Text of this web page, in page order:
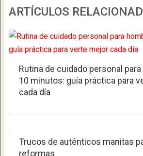
ARTÍCULOS
Rutina de cuidado personal
10 minutos: guía práctica para
cada día
Trucos de auténticos manitas
reformas